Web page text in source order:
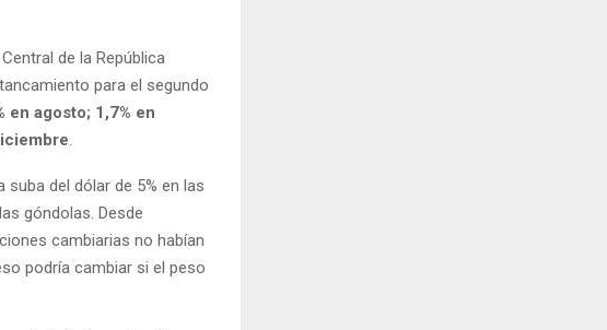
de la República
para el segundo
en agosto; 1,7% en
.
del dólar de 5% en las
góndolas. Desde
cambiarias no habían
podría cambiar si el peso